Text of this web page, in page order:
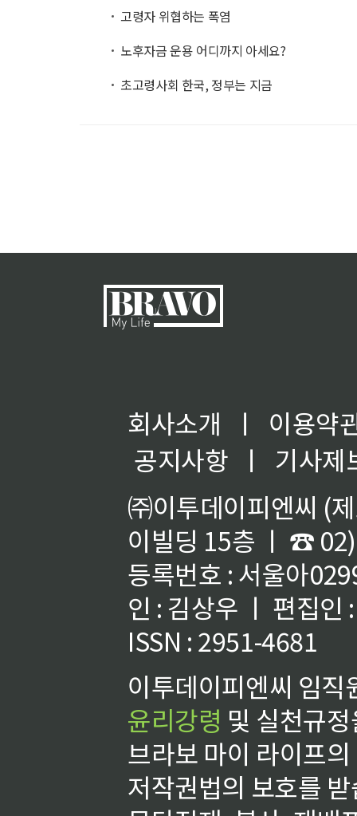
고령자 위협하는 폭염
노후자금 운용 어디까지 아세요?
초고령사회 한국, 정부는 지금
회사소개 ㅣ
이용약
공지사항
ㅣ
기사제
㈜이투데이피엔씨 (
이빌딩 15층 ㅣ ☎
등록번호 : 서울아
인 : 김상우 ㅣ 편집인
ISSN : 2951-4681
이투데이피엔씨 임
윤리강령 및 실천규
브라보 마이 라이프
저작권법의 보호를